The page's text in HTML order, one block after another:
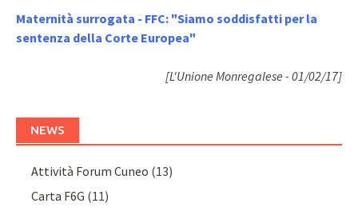
Maternità surrogata - FFC: "Siamo soddisfatti per la
sentenza della Corte Europea"
[L'Unione Monregalese - 01/02/17]
NEWS
Attività Forum Cuneo (13)
Carta F6G (11)